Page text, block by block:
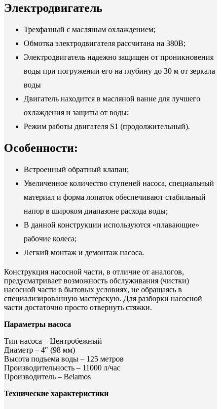
Электродвигатель
Трехфазный с масляным охлаждением;
Обмотка электродвигателя рассчитана на 380В;
Электродвигатель надежно защищен от проникновения
воды при погружении его на глубину до 30 м от зеркала
воды
Двигатель находится в масляной ванне для лучшего
охлаждения и защиты от воды;
Режим работы двигателя S1 (продолжительный).
Особенности:
Встроенный обратный клапан;
Увеличенное количество ступеней насоса, специальный
материал и форма лопаток обеспечивают стабильный
напор в широком диапазоне расхода воды;
В данной конструкции используются «плавающие»
рабочие колеса;
Легкий монтаж и демонтаж насоса.
Конструкция насосной части, в отличие от аналогов,
предусматривает возможность обслуживания (чистки)
насосной части в бытовых условиях, не обращаясь в
специализированную мастерскую. Для разборки насосной
части достаточно просто отвернуть стяжки.
Параметры насоса
Тип насоса – Центробежный
Диаметр – 4″ (98 мм)
Высота подъема воды – 125 метров
Производительность – 11000 л/час
Производитель – Belamos
Технические характеристики